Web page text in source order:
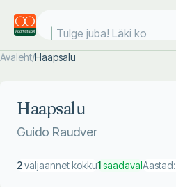
Tulge juba! Läki koo
Avaleht/Haapsalu
Haapsalu
Guido Raudver
2väljaannet kokku1saadavalAastad: